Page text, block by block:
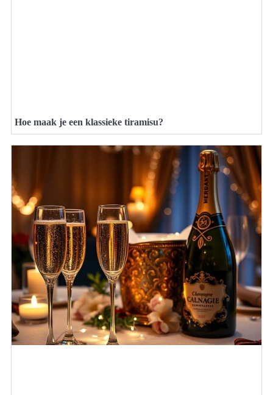
Hoe maak je een klassieke tiramisu?